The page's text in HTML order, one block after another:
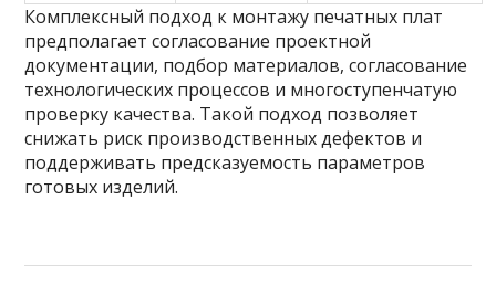
Комплексный подход к монтажу печатных плат
предполагает согласование проектной
документации, подбор материалов, согласование
технологических процессов и многоступенчатую
проверку качества. Такой подход позволяет
снижать риск производственных дефектов и
поддерживать предсказуемость параметров
готовых изделий.